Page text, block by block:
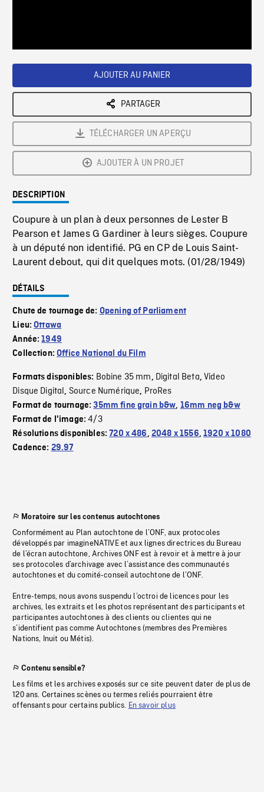
AJOUTER AU PANIER
PARTAGER
TÉLÉCHARGER UN APERÇU
AJOUTER À UN PROJET
DESCRIPTION
Coupure à un plan à deux personnes de Lester B
Pearson et James G Gardiner à leurs sièges. Coupure
à un député non identifié. PG en CP de Louis Saint-
Laurent debout, qui dit quelques mots. (01/28/1949)
DÉTAILS
Chute de tournage de: Opening of Parliament
Lieu:Ottawa
Année:1949
Collection:Office National du Film
Formats disponibles: Bobine 35 mm, Digital Beta,Video
Disque Digital, Source Numérique, ProRes
Format de tournage:35mm fine grain b&w, 16mm neg b&w
Format de l'image:4/3
Résolutions disponibles:720 x 486, 2048 x 1556,1920 x 1080
Cadence: 29.97
Moratoire sur les contenus autochtones
Conformément au Plan autochtone de l’ONF, aux protocoles
développés par imagineNATIVE et aux lignes directrices du Bureau
de l’écran autochtone, Archives ONF est à revoir et à mettre à jour
ses protocoles d’archivage avec l’assistance des communautés
autochtones et du comité-conseil autochtone de l’ONF.
Entre-temps, nous avons suspendu l’octroi de licences pour les
archives, les extraits et les photos représentant des participants et
participantes autochtones à des clients ou clientes qui ne
s’identifient pas comme Autochtones (membres des Premières
Nations, Inuit ou Métis).
Contenu sensible?
Les films et les archives exposés sur ce site peuvent dater de plus de
120 ans. Certaines scènes ou termes reliés pourraient être
offensants pour certains publics. En savoir plus